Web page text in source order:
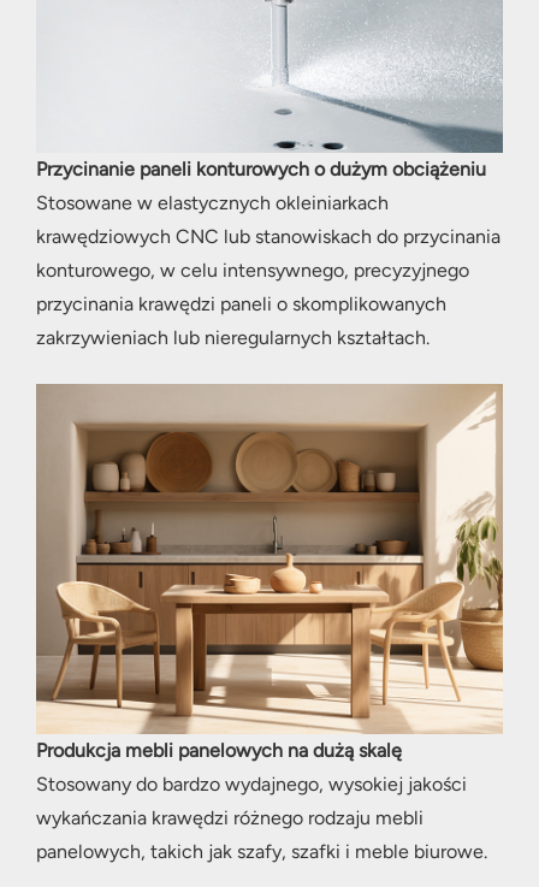
Przycinanie paneli konturowych o dużym obciążeniu
Stosowane w elastycznych okleiniarkach
krawędziowych CNC lub stanowiskach do przycinania
konturowego, w celu intensywnego, precyzyjnego
przycinania krawędzi paneli o skomplikowanych
zakrzywieniach lub nieregularnych kształtach.
Produkcja mebli panelowych na dużą skalę
Stosowany do bardzo wydajnego, wysokiej jakości
wykańczania krawędzi różnego rodzaju mebli
panelowych, takich jak szafy, szafki i meble biurowe.